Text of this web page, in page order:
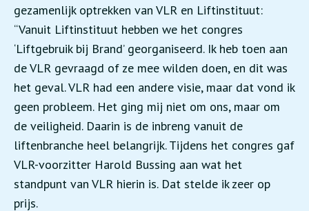
gezamenlijk optrekken van VLR en Liftinstituut:
“Vanuit Liftinstituut hebben we het congres
‘Liftgebruik bij Brand’ georganiseerd. Ik heb toen aan
de VLR gevraagd of ze mee wilden doen, en dit was
het geval. VLR had een andere visie, maar dat vond ik
geen probleem. Het ging mij niet om ons, maar om
de veiligheid. Daarin is de inbreng vanuit de
liftenbranche heel belangrijk. Tijdens het congres gaf
VLR-voorzitter Harold Bussing aan wat het
standpunt van VLR hierin is. Dat stelde ik zeer op
prijs.